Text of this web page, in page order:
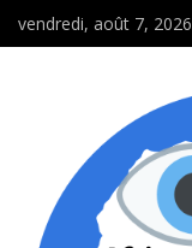
vendredi, août 7, 2026